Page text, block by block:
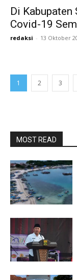
Di Kabupaten
Covid-19
redaksi - 13 Oktober
1 2 3
MOST READ